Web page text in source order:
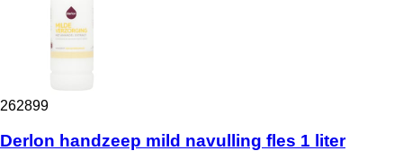
262899
Derlon handzeep mild navulling fles 1 liter